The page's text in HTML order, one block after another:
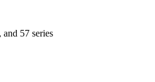
57 series